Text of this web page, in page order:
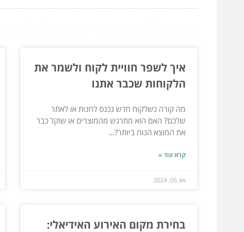
איך לשפר חוויית לקוח ולשמר את
הלקוחות שכבר אתנו
מה קורה כשלקוח חדש נכנס לחנות או לאתר
שלכם? האם הוא מתרגש מהמוצרים או שוקל כבר
את המוצא הנוח ביותר?...
קרא עוד »
אוג 06, 2024
בחירת מקום האירוע האידיאלי: